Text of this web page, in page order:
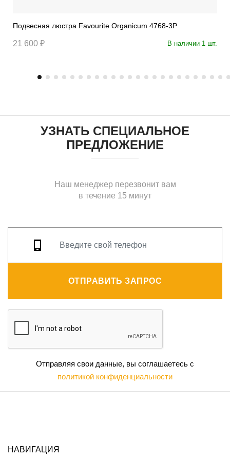
Подвесная люстра Favourite Organicum 4768-3P
21 600 ₽ В наличии 1 шт.
УЗНАТЬ СПЕЦИАЛЬНОЕ
ПРЕДЛОЖЕНИЕ
Наш менеджер перезвонит вам
в течение 15 минут
ОТПРАВИТЬ ЗАПРОС
Отправляя свои данные, вы соглашаетесь с
политикой конфиденциальности
НАВИГАЦИЯ